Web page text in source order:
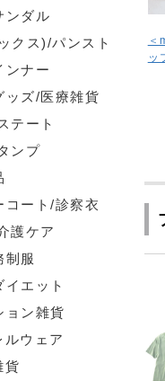
ンダル
クス)/パンスト
ンナー
ッズ/医療雑貨
テート
ンプ
コート/診察衣
護ケア
制服
イエット
ョン雑貨
ルウェア
貨
＜
ッ